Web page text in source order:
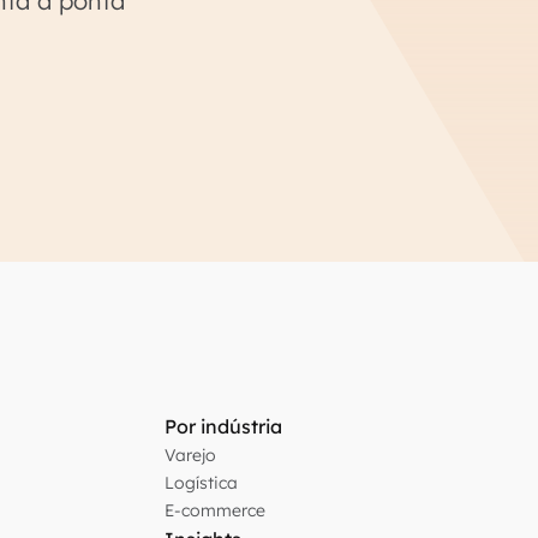
Por indústria
Varejo
Logística
E-commerce